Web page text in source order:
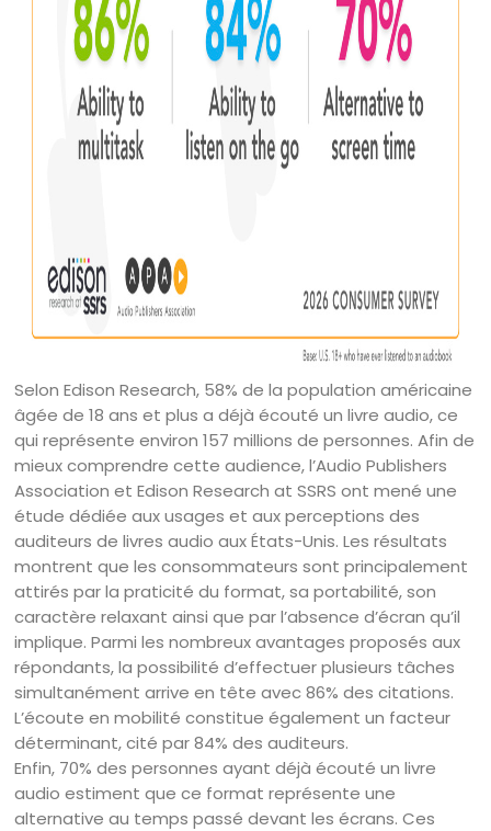
Selon Edison Research, 58% de la population américaine
âgée de 18 ans et plus a déjà écouté un livre audio, ce
qui représente environ 157 millions de personnes. Afin de
mieux comprendre cette audience, l’Audio Publishers
Association et Edison Research at SSRS ont mené une
étude dédiée aux usages et aux perceptions des
auditeurs de livres audio aux États-Unis. Les résultats
montrent que les consommateurs sont principalement
attirés par la praticité du format, sa portabilité, son
caractère relaxant ainsi que par l’absence d’écran qu’il
implique. Parmi les nombreux avantages proposés aux
répondants, la possibilité d’effectuer plusieurs tâches
simultanément arrive en tête avec 86% des citations.
L’écoute en mobilité constitue également un facteur
déterminant, cité par 84% des auditeurs.
Enfin, 70% des personnes ayant déjà écouté un livre
audio estiment que ce format représente une
alternative au temps passé devant les écrans. Ces